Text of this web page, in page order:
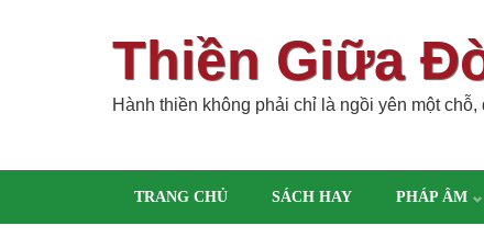
Thiền Giữa
Hành thiền không phải chỉ là ngồi yên một
TRANG CHỦ SÁCH HAY PHÁP ÂM